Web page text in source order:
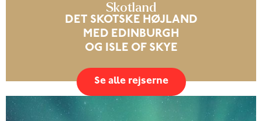
Skotland
DET SKOTSKE HØJLAND
MED EDINBURGH
OG ISLE OF SKYE
Se alle rejserne